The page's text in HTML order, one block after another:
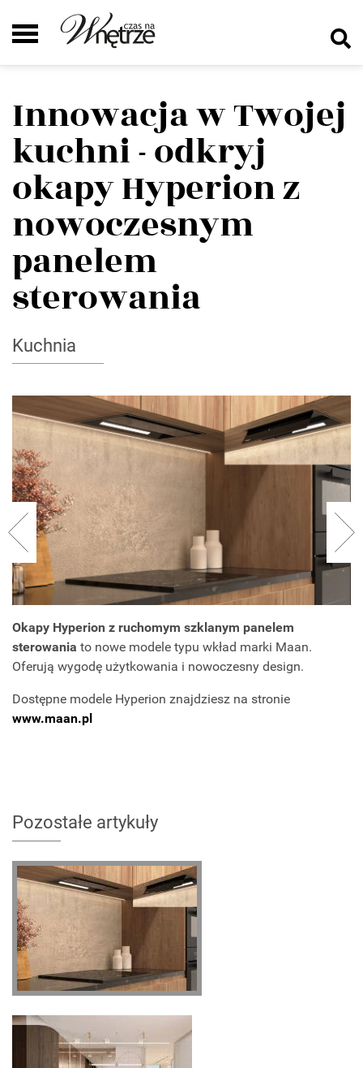
Innowacja w Twojej
kuchni - odkryj
okapy Hyperion z
nowoczesnym
panelem
sterowania
Kuchnia
Okapy Hyperion z ruchomym szklanym panelem
sterowania to nowe modele typu wkład marki Maan.
Oferują wygodę użytkowania i nowoczesny design.
Dostępne modele Hyperion znajdziesz na stronie
www.maan.pl
Pozostałe artykuły